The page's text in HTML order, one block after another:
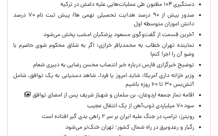
دستگیری ۱۰۴ مظنون طی عملیات‌هایی علیه داعش در ترکیه
صدور بیش از ۹۰ درصد هدایت تحصیلی نهمی ها/ پیش ثبت نام ۷۰ درصد
دانش اموزان متوسطه اول
آخرین قسمت از گفت‌وگوی مسعود پزشکیان امشب پخش می‌شود
نماینده تهران خطاب به محمدباقر خرازی: اگر به شلاق محکوم شوی حاضرم با
وضو آن را اجرا کنم!
توضیح خبرگزاری فارس درباره خبر انتصاب محسن رضایی به دبیری شعام
وزیر خزانه داری آمریکا: شاید امروز یا فردا، شاهد دستیابی به یک توافق، شامل
آتش‌بس ۳۰ تا ۶۰ روزه باشیم
اقامه نماز جمعه اردوغان، بن ‌سلمان و شهباز شریف پس از امضای توافق
سود ۷۰ میلیاردی ذوب‌آهن از یک انتقال عجیب
رویترز: ترامپ در جنگ علیه ایران بر سر ۲ راهی بدی گیر افتاده است
رگبار و رعدوبرق در راه شمال کشور؛ تهران خنک‌تر می‌شود